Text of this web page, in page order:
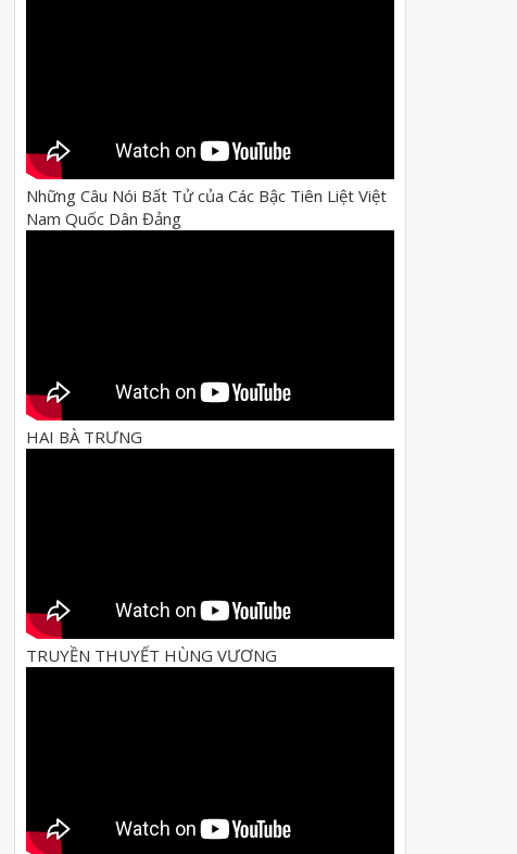
Những Câu Nói Bất Tử của Các Bậc Tiên Liệt Việt
Nam Quốc Dân Đảng
HAI BÀ TRƯNG
TRUYỀN THUYẾT HÙNG VƯƠNG